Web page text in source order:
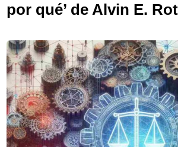
por qué’ de Alvin E.